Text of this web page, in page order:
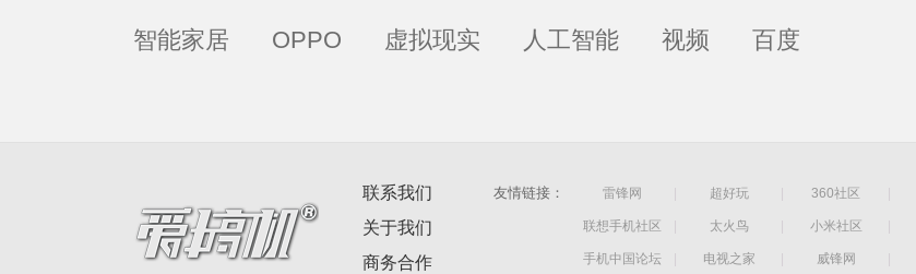
智能家居 OPPO 虚拟现实 人工智能 视频 百度
联系我们
关于我们
商务合作
友情链接： 雷锋网 超好玩 360社区
联想手机社区 太火鸟 小米社区
手机中国论坛 电视之家 威锋网